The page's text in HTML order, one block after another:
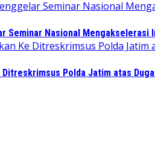
Seminar Nasional
Polda Jatim atas